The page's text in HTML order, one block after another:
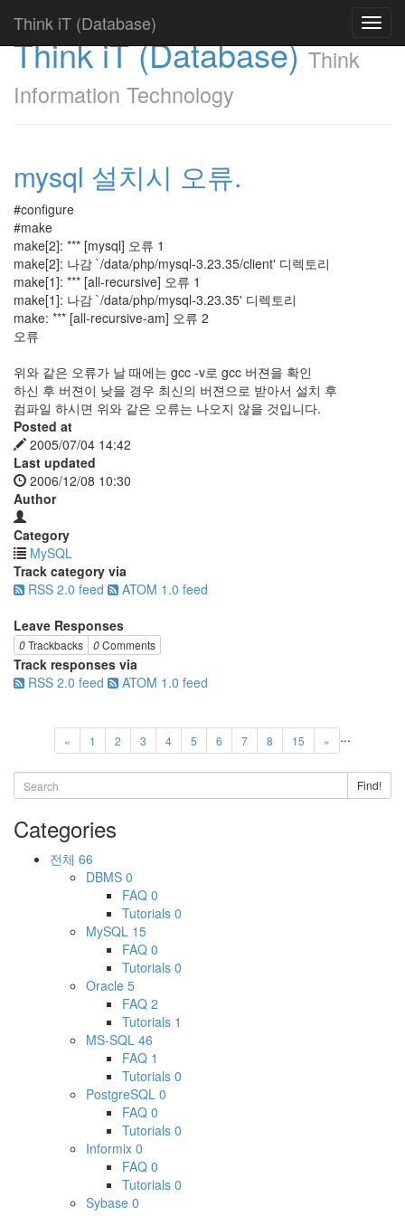
Think iT (Database)
Think iT (Database) Think
Information Technology
mysql 설치시 오류.
#configure
#make
make[2]: *** [mysql] 오류 1
make[2]: 나감 `/data/php/mysql-3.23.35/client' 디렉토리
make[1]: *** [all-recursive] 오류 1
make[1]: 나감 `/data/php/mysql-3.23.35' 디렉토리
make: *** [all-recursive-am] 오류 2
오류
위와 같은 오류가 날 때에는 gcc -v로 gcc 버젼을 확인
하신 후 버젼이 낮을 경우 최신의 버젼으로 받아서 설치 후
컴파일 하시면 위와 같은 오류는 나오지 않을 것입니다.
Posted at
2005/07/04 14:42
Last updated
2006/12/08 10:30
Author
Category
MySQL
Track category via
RSS 2.0 feed
ATOM 1.0 feed
Leave Responses
0Trackbacks 0Comments
Track responses via
RSS 2.0 feed
ATOM 1.0 feed
« 1 2 3 4 5 6 7 8 ...
15 »
Find!
Categories
전체 66
DBMS 0
FAQ 0
Tutorials 0
MySQL 15
FAQ 0
Tutorials 0
Oracle 5
FAQ 2
Tutorials 1
MS-SQL 46
FAQ 1
Tutorials 0
PostgreSQL 0
FAQ 0
Tutorials 0
Informix 0
FAQ 0
Tutorials 0
Sybase 0